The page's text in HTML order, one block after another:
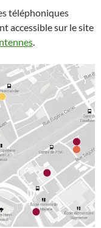
téléphoniques
accessible sur le site
.